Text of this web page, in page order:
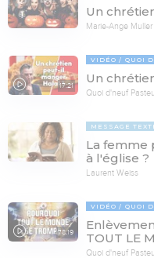
Un
Marie-Ange Muller
17:21
VIDÉO QUOI
Un
Quoi d'neuf
MESSAGE
La femme
à l'église ?
Laurent Weiss
78:19
VIDÉO QUOI
TOUT LE
Quoi d'neuf